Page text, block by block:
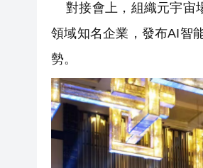
對接會上，組織元宇宙
領域知名企業，發布AI智
勢。